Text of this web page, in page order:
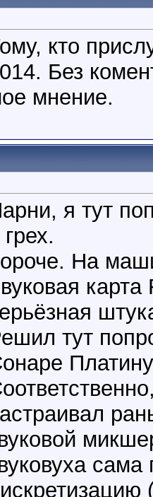
кто
Без
мнение.
я тут
На
тут
сама